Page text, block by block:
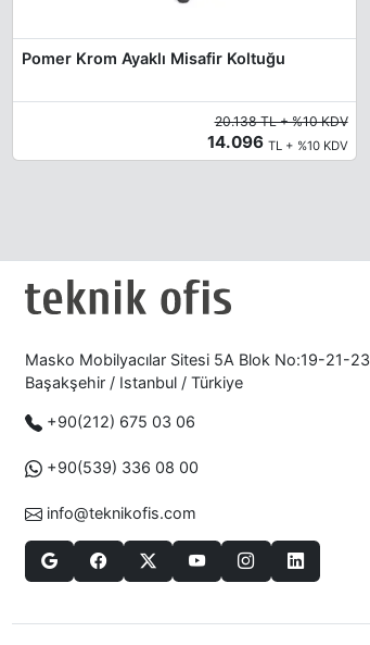
Pomer Krom Ayaklı Misafir Koltuğu
20.138 TL + %10 KDV
14.096 TL + %10 KDV
Masko Mobilyacılar Sitesi 5A Blok No:19-21-23
Başakşehir / Istanbul / Türkiye
+90(212) 675 03 06
+90(539) 336 08 00
info@teknikofis.com